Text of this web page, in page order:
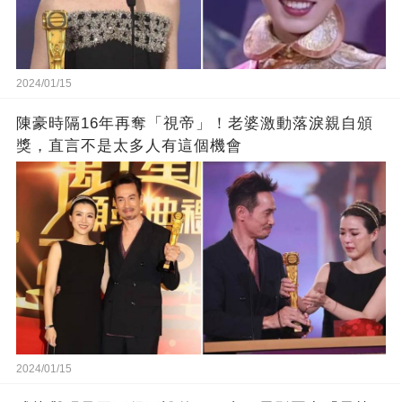
2024/01/15
陳豪時隔16年再奪「視帝」！老婆激動落淚親自頒
獎，直言不是太多人有這個機會
2024/01/15